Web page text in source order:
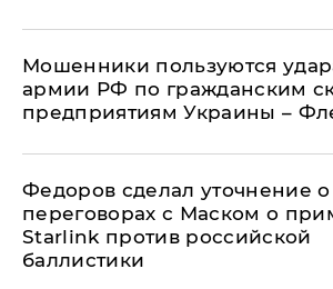
Мошенники пользуются
армии РФ по гражданским
предприятиям Украины –
Федоров сделал уточнение о
переговорах с Маском о
Starlink против российской
баллистики